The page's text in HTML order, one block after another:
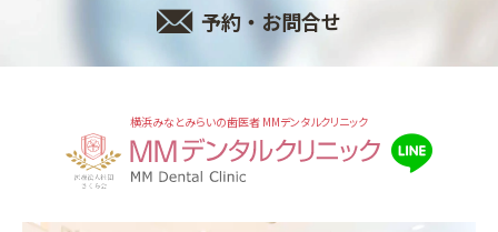
予約・お問合せ
横浜みなとみらいの歯医者 MMデンタルクリニック